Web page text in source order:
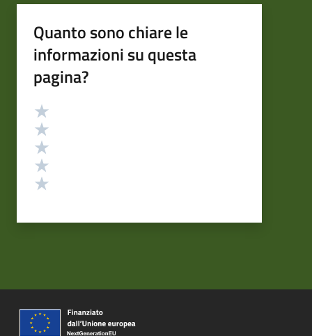
Quanto sono chiare le
informazioni su questa
pagina?
Valutazione